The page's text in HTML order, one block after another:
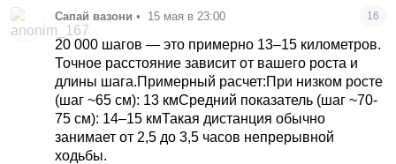
Сапай вазони • 15 мая в 23:00 16
20 000 шагов — это примерно 13–15 километров.
Точное расстояние зависит от вашего роста и
длины шага.Примерный расчет:При низком росте
(шаг ~65 см): 13 кмСредний показатель (шаг ~70-
75 см): 14–15 кмТакая дистанция обычно
занимает от 2,5 до 3,5 часов непрерывной
ходьбы.